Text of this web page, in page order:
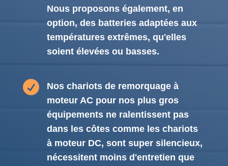
Nous proposons également, en
option, des batteries adaptées aux
températures extrêmes, qu'elles
soient élevées ou basses.

Nos chariots de remorquage à
moteur AC pour nos plus gros
équipements ne ralentissent pas
dans les côtes comme les chariots
à moteur DC, sont super silencieux,
nécessitent moins d'entretien que